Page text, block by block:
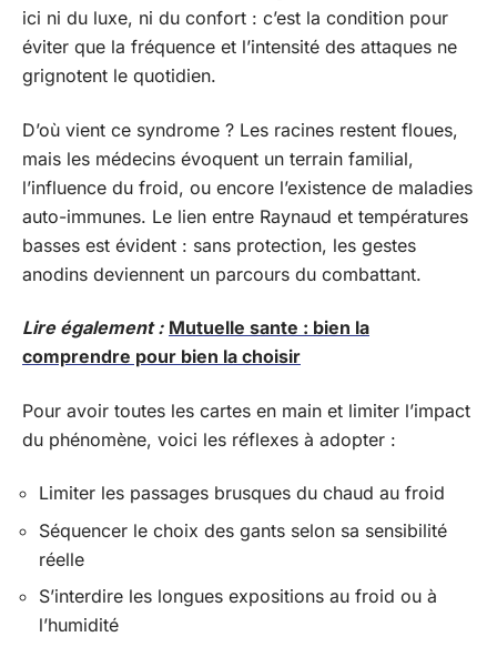
ici ni du luxe, ni du confort : c’est la condition pour
éviter que la fréquence et l’intensité des attaques ne
grignotent le quotidien.
D’où vient ce syndrome ? Les racines restent floues,
mais les médecins évoquent un terrain familial,
l’influence du froid, ou encore l’existence de maladies
auto-immunes. Le lien entre Raynaud et températures
basses est évident : sans protection, les gestes
anodins deviennent un parcours du combattant.
Lire également : Mutuelle sante : bien la
comprendre pour bien la choisir
Pour avoir toutes les cartes en main et limiter l’impact
du phénomène, voici les réflexes à adopter :
Limiter les passages brusques du chaud au froid
Séquencer le choix des gants selon sa sensibilité
réelle
S’interdire les longues expositions au froid ou à
l’humidité